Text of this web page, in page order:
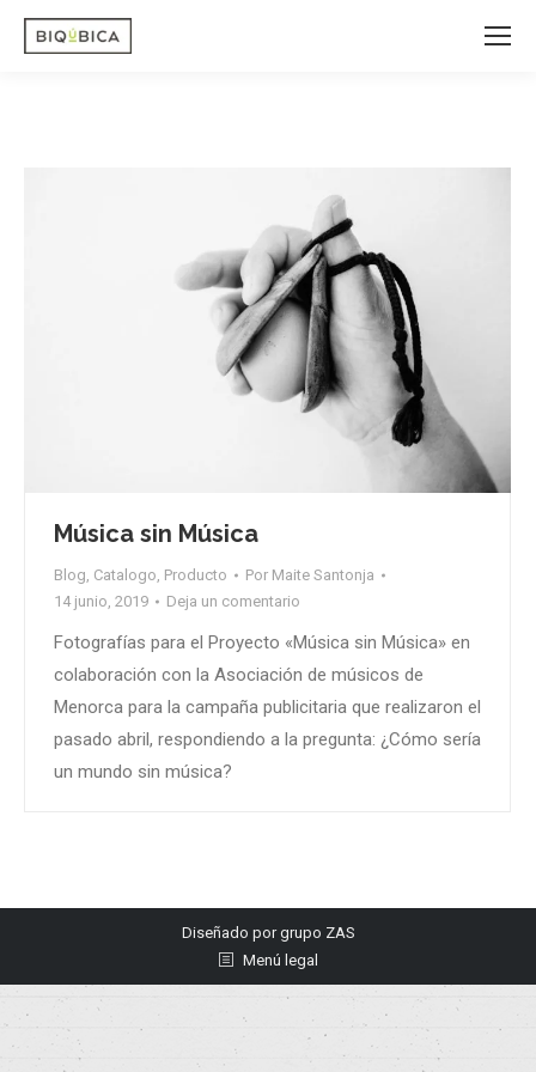
Música sin Música
Blog Catalogo Producto Por Maite Santonja
14 junio, 2019
Deja un comentario
Fotografías para el Proyecto «Música sin Música» en
colaboración con la Asociación de músicos de
Menorca para la campaña publicitaria que realizaron el
pasado abril, respondiendo a la pregunta: ¿Cómo sería
un mundo sin música?
Diseñado porgrupo ZAS
Menú legal